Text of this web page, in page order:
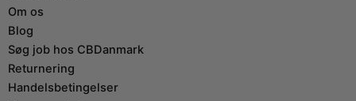
Om os
Blog
Søg job hos CBDanmark
Returnering
Handelsbetingelser